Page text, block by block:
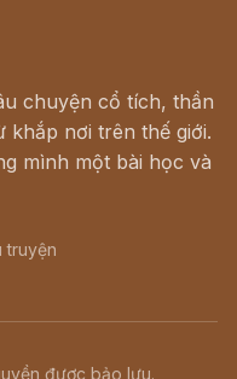
chuyện cổ tích, thần
khắp nơi trên thế giới.
mình một bài học và
truyện
được bảo lưu.